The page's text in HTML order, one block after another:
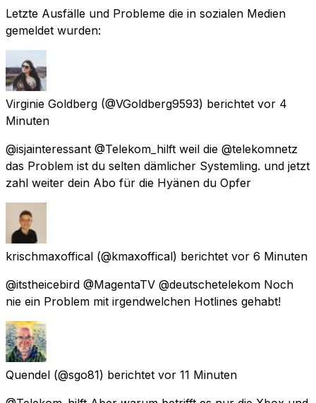
Letzte Ausfälle und Probleme die in sozialen Medien
gemeldet wurden:
Virginie Goldberg (@VGoldberg9593) berichtet vor 4
Minuten
@isjainteressant @Telekom_hilft weil die @telekomnetz
das Problem ist du selten dämlicher Systemling. und jetzt
zahl weiter dein Abo für die Hyänen du Opfer
krischmaxoffical (@kmaxoffical) berichtet vor 6 Minuten
@itstheicebird @MagentaTV @deutschetelekom Noch
nie ein Problem mit irgendwelchen Hotlines gehabt!
Quendel (@sgo81) berichtet vor 11 Minuten